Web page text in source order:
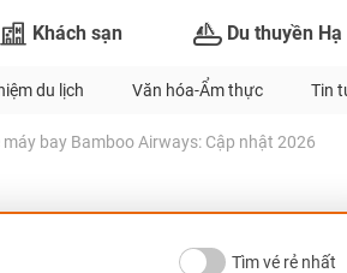
Khách sạn Du thuyền
du lịch Văn hóa-Ẩm thực Tin
máy bay Bamboo Airways: Cập nhật 2026
Tìm vé rẻ nhất